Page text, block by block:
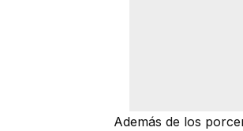
Además de los